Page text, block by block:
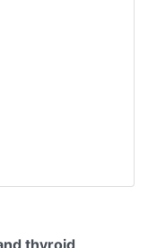
thyroid